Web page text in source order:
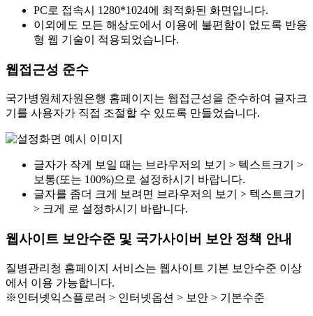
PC로 접속시 1280*1024에 최적화된 화면입니다.
이외에도 모든 해상도에서 이용에 불편함이 없도록 반응
형 웹 기술이 적용되었습니다.
웹접근성 준수
국가병원체자원은행 홈페이지는 웹접근성을 준수하여 글자크
기를 사용자가 직접 조절할 수 있도록 만들었습니다.
글자가 작게 보일 때는 브라우저의 보기 > 텍스트크기 >
보통(또는 100%)으로 설정하시기 바랍니다.
글자를 좀더 크게 보려면 브라우저의 보기 > 텍스트크기
> 크게 로 설정하시기 바랍니다.
웹사이트 보안수준 및 국가사이버 보안 정책 안내
질병관리청 홈페이지 서비스는 웹사이트 기본 보안수준 이상
에서 이용 가능합니다.
※인터넷익스플로러 > 인터넷옵션 > 보안 > 기본수준